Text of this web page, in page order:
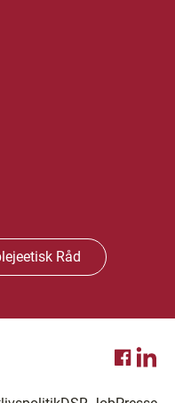
Råd